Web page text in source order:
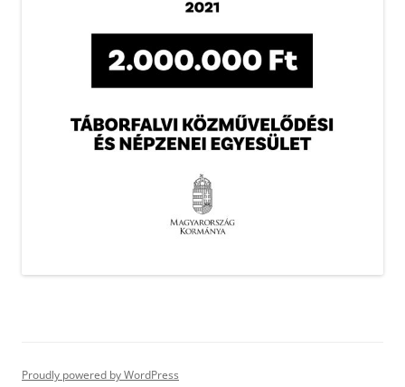
Proudly powered by WordPress